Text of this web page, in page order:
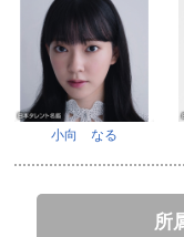
小向 なる
所